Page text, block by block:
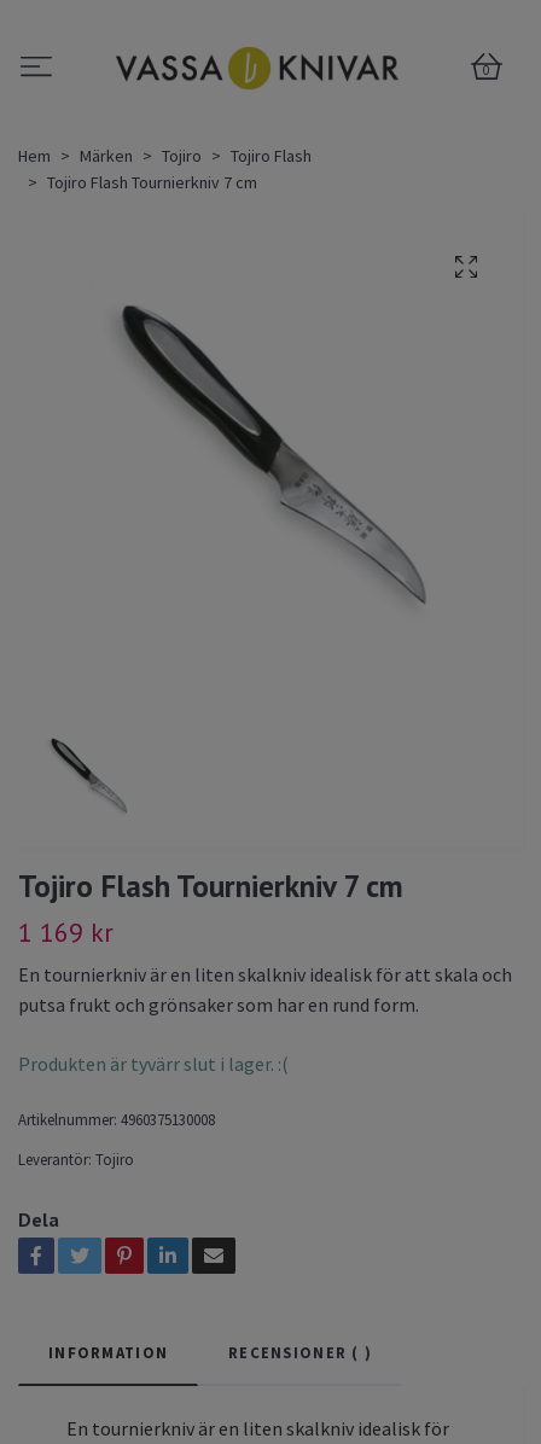
0
Hem Märken Tojiro
Tojiro Flash
Tojiro Flash Tournierkniv 7 cm
Tojiro Flash Tournierkniv 7 cm
1 169 kr
En tournierkniv är en liten skalkniv idealisk för att skala och
putsa frukt och grönsaker som har en rund form.
Produkten är tyvärr slut i lager. :(
Artikelnummer: 4960375130008
Leverantör: Tojiro
Dela
INFORMATION RECENSIONER ( )
En tournierkniv är en liten skalkniv idealisk för